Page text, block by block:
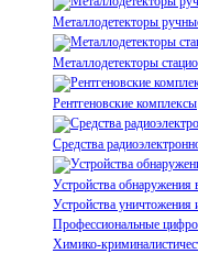
Металлодетекторы
Металлодетекторы
Рентгеновские комплексы
Средства
Устройства обнаружения
Устройства
Профессиональные
Химико-